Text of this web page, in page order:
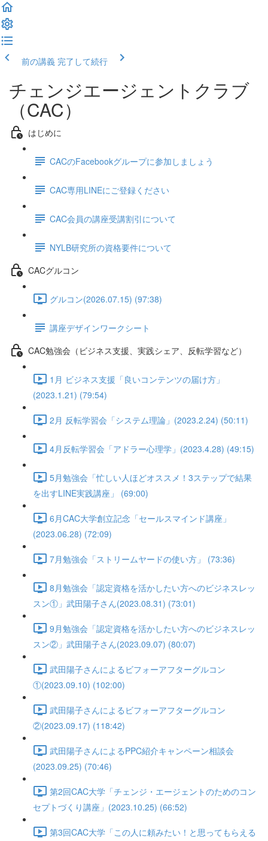
前の講義 完了して続行
チェンジエージェントクラブ
（CAC）
はじめに
CACのFacebookグループに参加しましょう
CAC専用LINEにご登録ください
CAC会員の講座受講割引について
NYLB研究所の資格要件について
CACグルコン
グルコン(2026.07.15) (97:38)
講座デザインワークシート
CAC勉強会（ビジネス支援、実践シェア、反転学習など）
1月 ビジネス支援「良いコンテンツの届け方」
(2023.1.21) (79:54)
2月 反転学習会「システム理論」(2023.2.24) (50:11)
4月反転学習会「アドラー心理学」(2023.4.28) (49:15)
5月勉強会「忙しい人ほどオススメ！3ステップで結果
を出すLINE実践講座」 (69:00)
6月CAC大学創立記念「セールスマインド講座」
(2023.06.28) (72:09)
7月勉強会「ストリームヤードの使い方」 (73:36)
8月勉強会「認定資格を活かしたい方へのビジネスレッ
スン①」武田陽子さん(2023.08.31) (73:01)
9月勉強会「認定資格を活かしたい方へのビジネスレッ
スン②」武田陽子さん(2023.09.07) (80:07)
武田陽子さんによるビフォーアフターグルコン
①(2023.09.10) (102:00)
武田陽子さんによるビフォーアフターグルコン
②(2023.09.17) (118:42)
武田陽子さんによるPPC紹介キャンペーン相談会
(2023.09.25) (70:46)
第2回CAC大学「チェンジ・エージェントのためのコン
セプトづくり講座」(2023.10.25) (66:52)
第3回CAC大学「この人に頼みたい！と思ってもらえる